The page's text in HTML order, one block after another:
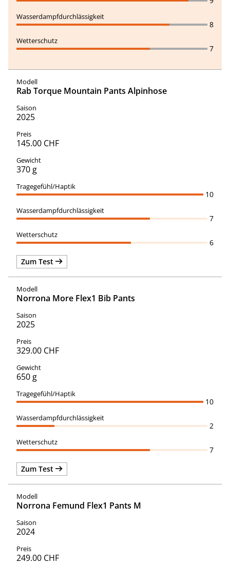
8
7
Rab Torque Mountain Pants Alpinhose
2025
145.00 CHF
370 g
10
7
6
Zum Test
Norrona More Flex1 Bib Pants
2025
329.00 CHF
650 g
10
2
7
Zum Test
Norrona Femund Flex1 Pants M
2024
249.00 CHF